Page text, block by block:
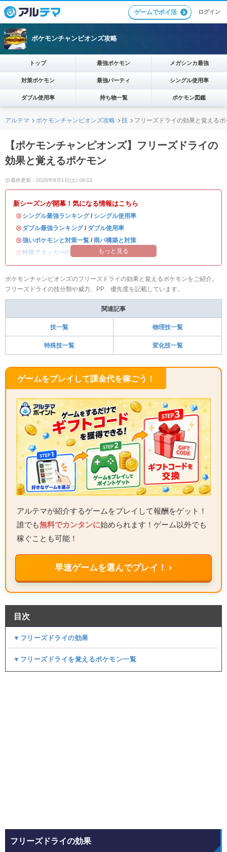
ゲームでポイ活 ログイン
ポケモンチャンピオンズ攻略
トップ 最強ポケモン メガシンカ最強
対策ポケモン 最強パーティ シングル使用率
ダブル使用率 持ち物一覧 ポケモン図鑑
アルテマ ポケモンチャンピオンズ攻略 技 フリーズドライの効果と覚えるポ
【ポケモンチャンピオンズ】フリーズドライの
効果と覚えるポケモン
最終更新：2026年8月1日(土) 08:02
新シーズンが開幕！気になる情報はこちら
・ シングル最強ランキング/ シングル使用率
・ ダブル最強ランキング/ ダブル使用率
・強いポケモンと対策一覧 / 雨パ構築と対策
・特殊アタッカーのおすすめランキング
もっと見る
ポケモンチャンピオンズのフリーズドライの効果と覚えるポケモンをご紹介。
フリーズドライの技分類や威力、PP、優先度を記載しています。
関連記事
技一覧 物理技一覧
特殊技一覧 変化技一覧
ゲームをプレイして課金代を稼ごう！
アルテマが紹介するゲームをプレイして報酬をゲット！
誰でも無料でカンタンに始められます！ゲーム以外でも
稼ぐことも可能！
早速ゲームを選んでプレイ！ ›
目次
▼フリーズドライの効果
▼フリーズドライを覚えるポケモン一覧
フリーズドライの効果